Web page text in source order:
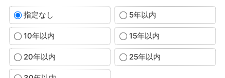
指定なし 5年以内
10年以内 15年以内
20年以内 25年以内